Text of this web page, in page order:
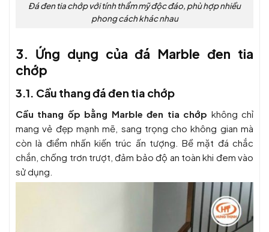
Đá đen tia chớp với tính thẩm mỹ độc đáo, phù hợp nhiều
phong cách khác nhau
3. Ứng dụng của đá Marble đen tia
chớp
3.1. Cầu thang đá đen tia chớp
Cầu thang ốp bằng Marble đen tia chớp không chỉ
mang vẻ đẹp mạnh mẽ, sang trọng cho không gian mà
còn là điểm nhấn kiến trúc ấn tượng. Bề mặt đá chắc
chắn, chống trơn trượt, đảm bảo độ an toàn khi đem vào
sử dụng.